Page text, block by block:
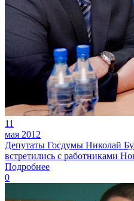
11
мая 2012
Депутаты Госдумы Николай
встретились с работниками
Подробнее
0